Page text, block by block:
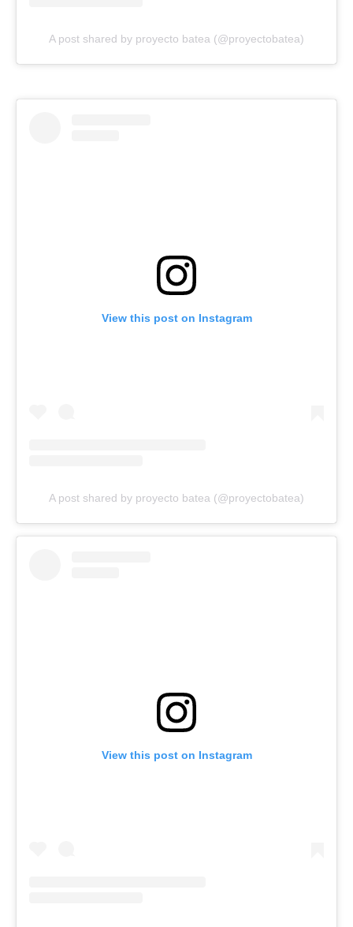
A post shared by proyecto batea (@proyectobatea)
View this post on Instagram
A post shared by proyecto batea (@proyectobatea)
View this post on Instagram